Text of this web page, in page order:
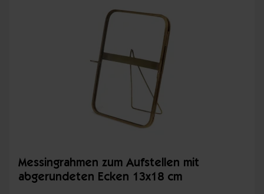
Messingrahmen zum Aufstellen mit
abgerundeten Ecken 13x18 cm